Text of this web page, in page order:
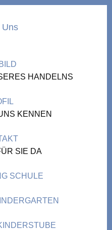
Uns
HANDELNS
KENNEN
SIE DA
SCHULE